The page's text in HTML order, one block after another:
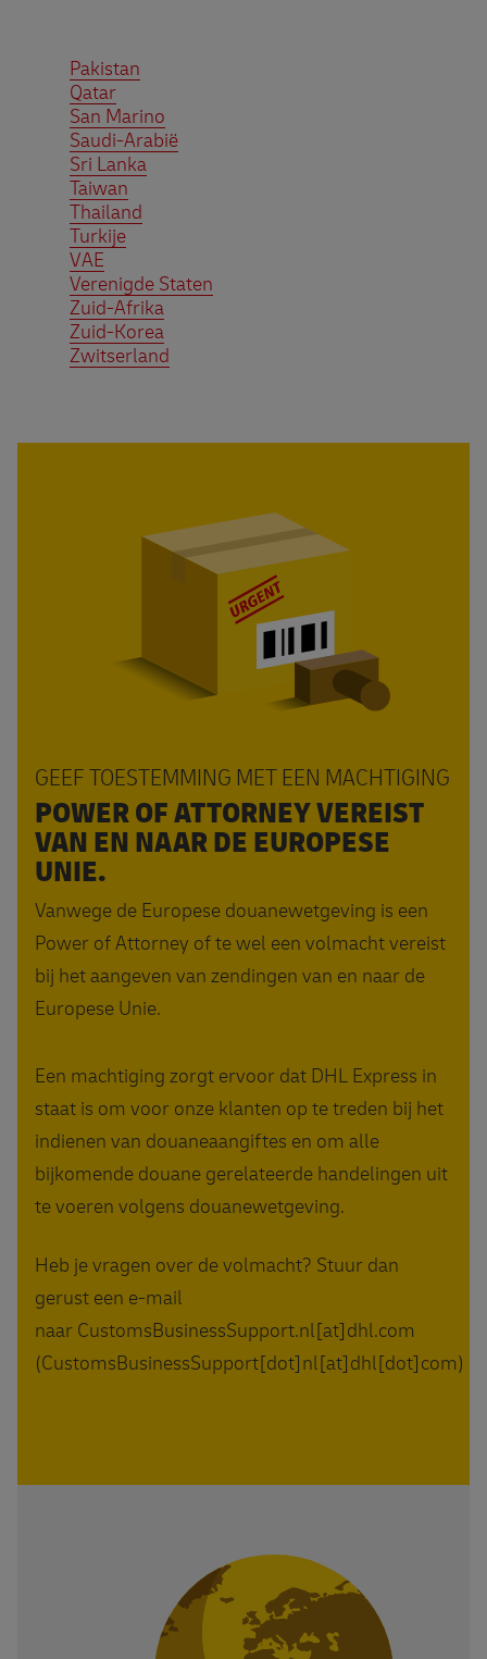
Pakistan
Qatar
San Marino
Saudi-Arabië
Sri Lanka
Taiwan
Thailand
Turkije
VAE
Verenigde Staten
Zuid-Afrika
Zuid-Korea
Zwitserland
GEEF TOESTEMMING MET EEN MACHTIGING
POWER OF ATTORNEY VEREIST
VAN EN NAAR DE EUROPESE
UNIE.
Vanwege de Europese douanewetgeving is een
Power of Attorney of te wel een volmacht vereist
bij het aangeven van zendingen van en naar de
Europese Unie.
Een machtiging zorgt ervoor dat DHL Express in
staat is om voor onze klanten op te treden bij het
indienen van douaneaangiftes en om alle
bijkomende douane gerelateerde handelingen uit
te voeren volgens douanewetgeving.
Heb je vragen over de volmacht? Stuur dan
gerust een e-mail
naar CustomsBusinessSupport.nl[at]dhl.com
(CustomsBusinessSupport[dot]nl[at]dhl[dot]com)